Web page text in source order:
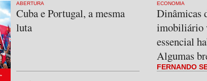
ABERTURA
Cuba e Portugal, a mesma
luta
ECONOMIA
Dinâmicas
imobiliário
essencial
Algumas
FERNANDO